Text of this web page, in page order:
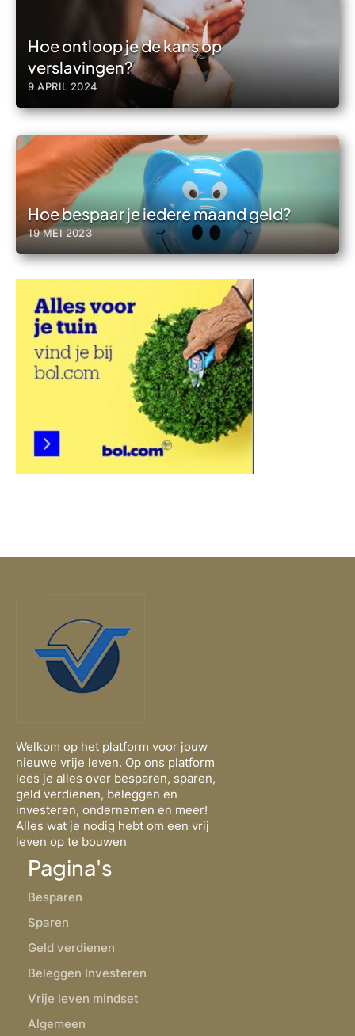
Hoe ontloop je de kans op
verslavingen?
9 APRIL 2024
Hoe bespaar je iedere maand geld?
19 MEI 2023
Welkom op het platform voor jouw
nieuwe vrije leven. Op ons platform
lees je alles over besparen, sparen,
geld verdienen, beleggen en
investeren, ondernemen en meer!
Alles wat je nodig hebt om een vrij
leven op te bouwen
Pagina's
Besparen
Sparen
Geld verdienen
Beleggen Investeren
Vrije leven mindset
Algemeen